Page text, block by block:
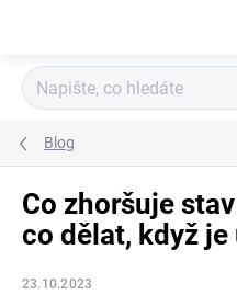
Blog
Co zhoršuje
co dělat, když je
23.10.2023